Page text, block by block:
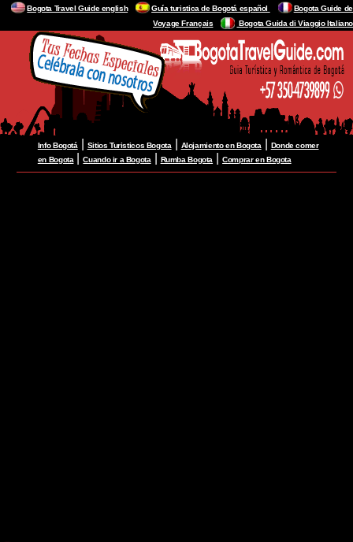
Bogota Travel Guide english Guía turistica de Bogotá español
Bogota Guide de
Voyage Français
Bogota Guida di Viaggio Italiano
Info Bogotá Sitios Turisticos Bogota Alojamiento en Bogota
Donde comer
en Bogota
|Cuando ir a Bogota Rumba Bogota |Comprar en Bogota